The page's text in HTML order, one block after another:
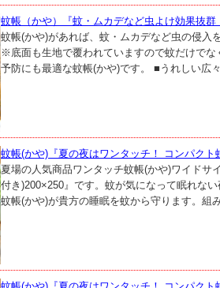
蚊帳（かや）『蚊・ムカデなど虫よけ効果抜群
蚊帳(かや)があれば、蚊・ムカデなど虫の侵入
※底面も生地で覆われていますので蚊だけで
予防にも最適な蚊帳(かや)です。 ■うれしい広
蚊帳(かや)『夏の夜はワンタッチ！ コンパク
夏場の人気商品ワンタッチ蚊帳(かや)ワイドサ
付き)200×250』です。蚊が気になって眠れな
蚊帳(かや)が貴方の睡眠を蚊から守ります。組